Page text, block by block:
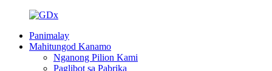
Panimalay
Mahitungod Kanamo
Nganong Pilion Kami
Paglibot sa Pabrika